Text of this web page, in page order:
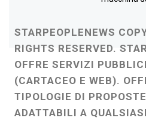
STARPEOPLENEWS
RIGHTS RESERVED.
OFFRE SERVIZI
(CARTACEO E WEB).
TIPOLOGIE DI
ADATTABILI A